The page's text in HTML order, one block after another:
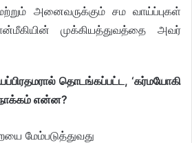
அனைவருக்கும் சம வாய்ப்புகள்
முக்கியத்துவத்தை அவர்
தொடங்கப்பட்ட, ‘கர்மயோகி
என்ன?
மேம்படுத்துவது